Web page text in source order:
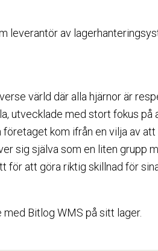
leverantör av
värld där alla hjärnor är
utvecklade med stort fokus på
kom ifrån en vilja av
sig själva som en liten grupp
för att göra riktig skillnad för
Bitlog WMS på sitt lager.